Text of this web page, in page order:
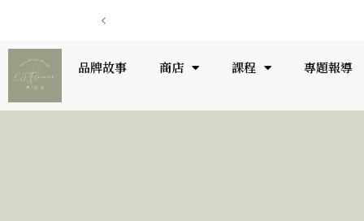
品牌故事 商店 課程 專題報導